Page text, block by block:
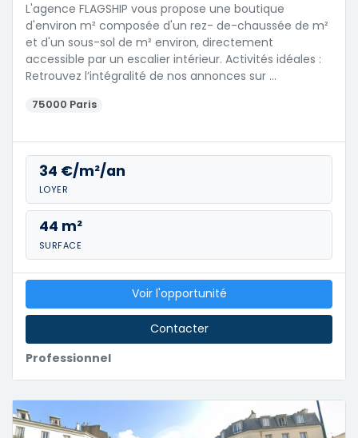
L'agence FLAGSHIP vous propose une boutique
d'environ m² composée d'un rez- de-chaussée de m²
et d'un sous-sol de m² environ, directement
accessible par un escalier intérieur. Activités idéales :
Retrouvez l’intégralité de nos annonces sur …
75000 Paris
34 €/m²/an
LOYER
44 m²
SURFACE
Professionnel
Voir l'opportunité
Contacter